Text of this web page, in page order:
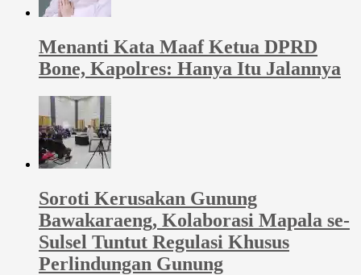
Menanti Kata Maaf Ketua DPRD
Bone, Kapolres: Hanya Itu Jalannya
Soroti Kerusakan Gunung
Bawakaraeng, Kolaborasi Mapala se-
Sulsel Tuntut Regulasi Khusus
Perlindungan Gunung